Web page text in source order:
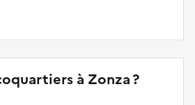
à Zonza ?